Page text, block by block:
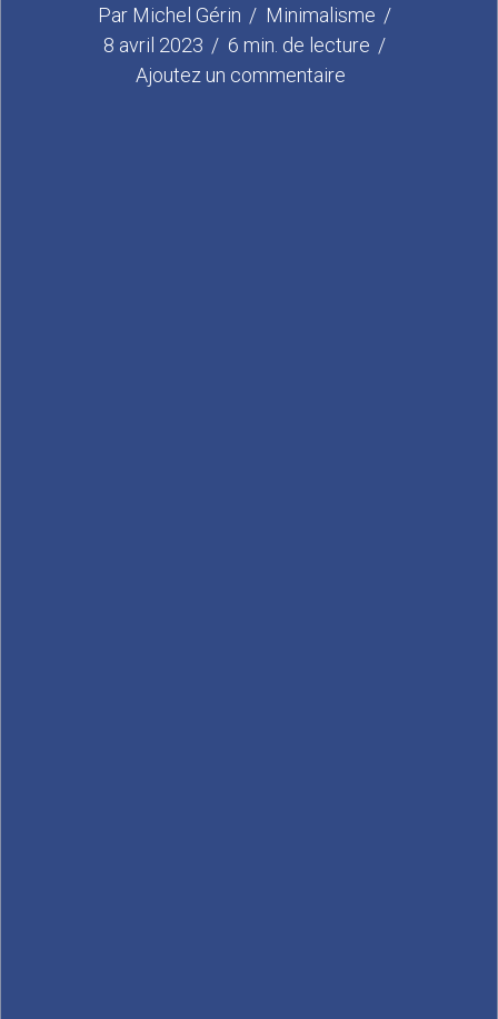
Par Michel Gérin
Minimalisme
8 avril 2023
6 min. de lecture
Ajoutez un commentaire